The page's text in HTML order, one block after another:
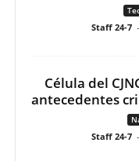
Staff 24-7 -
Célula del
antecedentes
Staff 24-7 -